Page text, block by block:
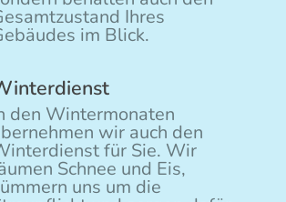
Ihres
im Blick.
den Wintermonaten
wir auch den
für Sie. Wir
Schnee und Eis,
uns um die